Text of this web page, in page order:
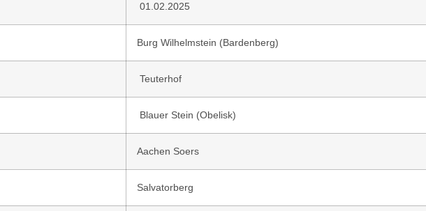
01.02.2025
Burg Wilhelmstein (Bardenberg)
Teuterhof
Blauer Stein (Obelisk)
Aachen Soers
Salvatorberg